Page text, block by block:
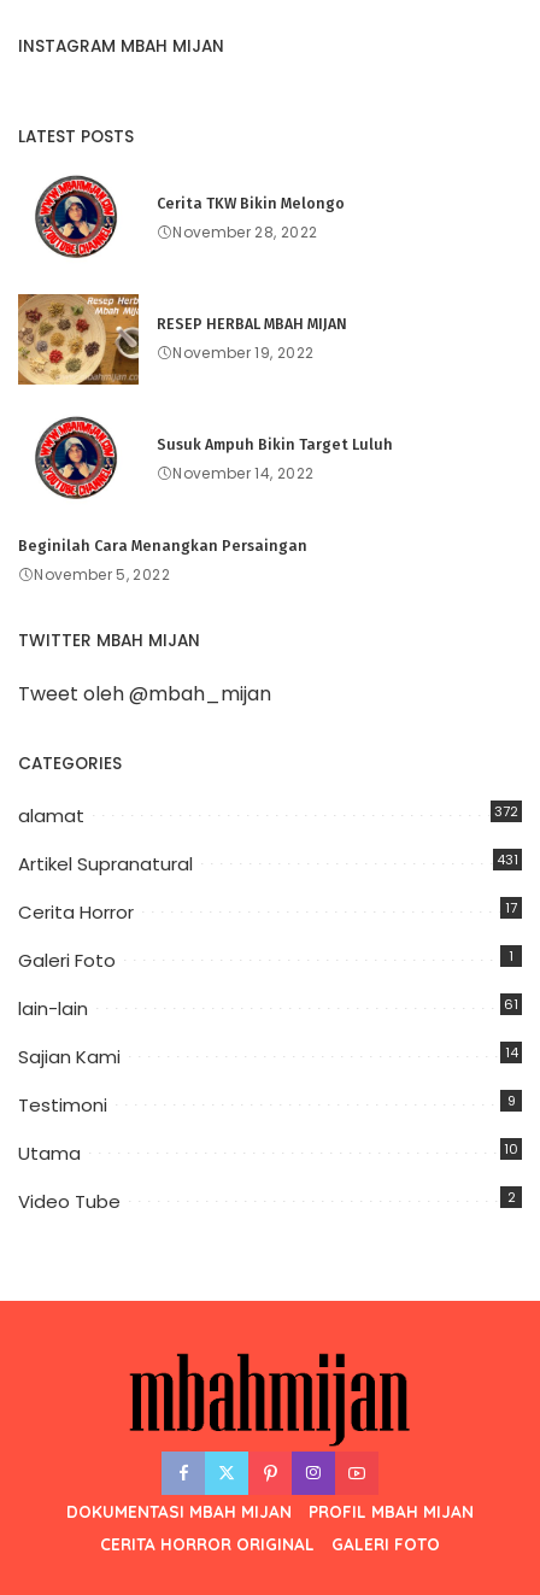
INSTAGRAM MBAH MIJAN
LATEST POSTS
Cerita TKW Bikin Melongo
November 28, 2022
RESEP HERBAL MBAH MIJAN
November 19, 2022
Susuk Ampuh Bikin Target Luluh
November 14, 2022
Beginilah Cara Menangkan Persaingan
November 5, 2022
TWITTER MBAH MIJAN
Tweet oleh @mbah_mijan
CATEGORIES
alamat 372
Artikel Supranatural 431
Cerita Horror 17
Galeri Foto 1
lain-lain 61
Sajian Kami 14
Testimoni 9
Utama 10
Video Tube 2
DOKUMENTASI MBAH MIJAN
PROFIL MBAH MIJAN
CERITA HORROR ORIGINAL
GALERI FOTO